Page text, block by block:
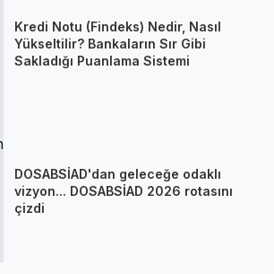
Kredi Notu (Findeks) Nedir, Nasıl
Yükseltilir? Bankaların Sır Gibi
Sakladığı Puanlama Sistemi
DOSABSİAD'dan geleceğe odaklı
vizyon... DOSABSİAD 2026 rotasını
çizdi